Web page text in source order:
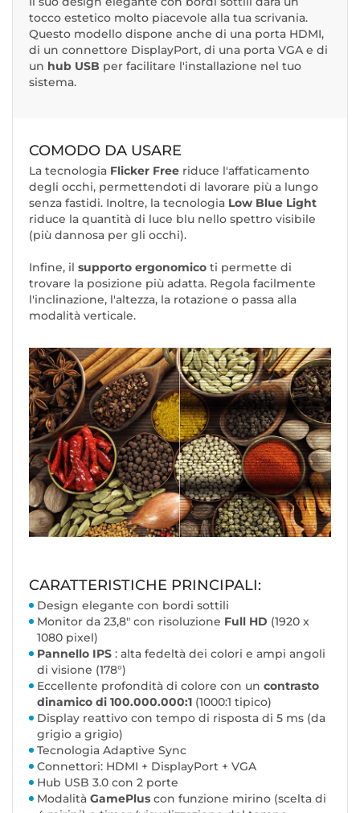
tocco estetico molto piacevole alla tua scrivania.
Questo modello dispone anche di una porta HDMI,
di un connettore DisplayPort, di una porta VGA e di
un hub USB per facilitare l'installazione nel tuo
sistema.
COMODO DA USARE
La tecnologia Flicker Free riduce l'affaticamento
degli occhi, permettendoti di lavorare più a lungo
senza fastidi. Inoltre, la tecnologia Low Blue Light
riduce la quantità di luce blu nello spettro visibile
(più dannosa per gli occhi).
Infine, il supporto ergonomico ti permette di
trovare la posizione più adatta. Regola facilmente
l'inclinazione, l'altezza, la rotazione o passa alla
modalità verticale.
CARATTERISTICHE PRINCIPALI:
Design elegante con bordi sottili
Monitor da 23,8" con risoluzione Full HD (1920 x
1080 pixel)
Pannello IPS : alta fedeltà dei colori e ampi angoli
di visione (178°)
Eccellente profondità di colore con un contrasto
dinamico di 100.000.000:1 (1000:1 tipico)
Display reattivo con tempo di risposta di 5 ms (da
grigio a grigio)
Tecnologia Adaptive Sync
Connettori: HDMI + DisplayPort + VGA
Hub USB 3.0 con 2 porte
Modalità GamePlus con funzione mirino (scelta di